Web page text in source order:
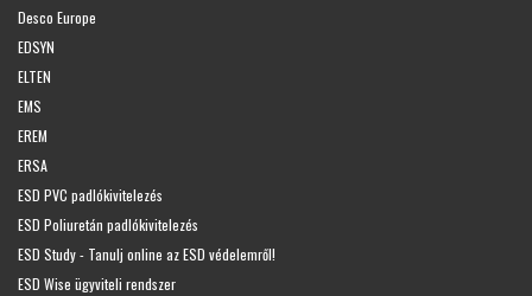
Desco Europe
EDSYN
ELTEN
EMS
EREM
ERSA
ESD PVC padlókivitelezés
ESD Poliuretán padlókivitelezés
ESD Study - Tanulj online az ESD védelemről!
ESD Wise ügyviteli rendszer